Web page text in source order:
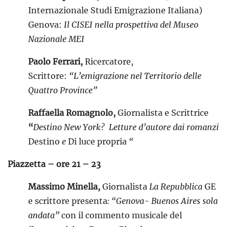
Internazionale Studi Emigrazione Italiana)
Genova: Il CISEI nella prospettiva del Museo
Nazionale MEI
Paolo Ferrari, Ricercatore,
Scrittore: “L’emigrazione nel Territorio delle
Quattro Province”
Raffaella Romagnolo, Giornalista e Scrittrice
“Destino New York? Letture d’autore dai romanzi
Destino e Di luce propria “
Piazzetta – ore 21 – 23
Massimo Minella, Giornalista La Repubblica GE
e scrittore presenta: “Genova- Buenos Aires sola
andata” con il commento musicale del